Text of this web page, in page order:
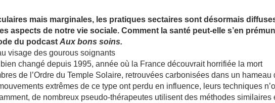
mais marginales, les pratiques sectaires sont désormais
aspects de notre vie sociale. Comment la santé peut-elle s’en
du podcastAux bons soins.
changé depuis 1995, année où la France découvrait horrifiée la mort
de l’Ordre du Temple Solaire, retrouvées carbonisées dans un hameau
extrêmes de ce type ont perdu en influence, leurs techniques
de nombreux pseudo-thérapeutes utilisent des méthodes similaires